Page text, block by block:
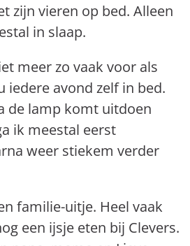
zijn vieren op bed. Alleen
in slaap.
meer zo vaak voor als
iedere avond zelf in bed.
de lamp komt uitdoen
ik meestal eerst
weer stiekem verder
familie-uitje. Heel vaak
een ijsje eten bij Clevers.